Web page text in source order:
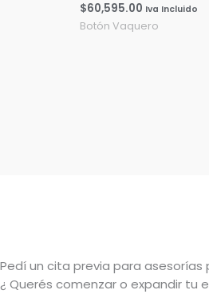
$60,595.00 Iva Incluido
Botón Vaquero
Pedí un cita previa para asesorías
¿ Querés comenzar o expandir tu